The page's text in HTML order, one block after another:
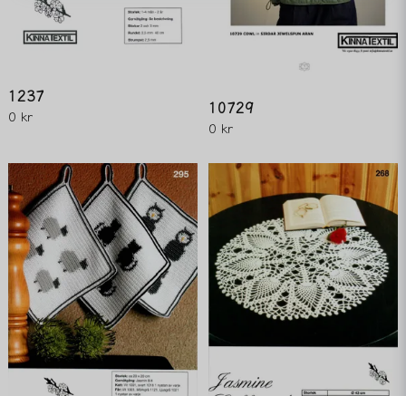
1237
0 kr 10729
0 kr